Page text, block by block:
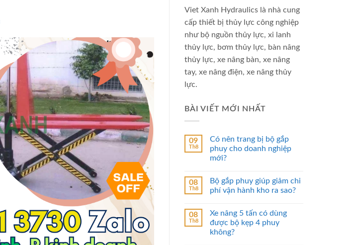
Viet Xanh Hydraulics là nhà cung
cấp thiết bị thủy lực công nghiệp
như bộ nguồn thủy lực, xi lanh
thủy lực, bơm thủy lực, bàn nâng
thủy lực, xe nâng bàn, xe nâng
tay, xe nâng điện, xe nâng thủy
lực.
BÀI VIẾT MỚI NHẤT
09
Th8
Có nên trang bị bộ gắp
phuy cho doanh nghiệp
mới?
08
Th8
Bộ gắp phuy giúp giảm chi
phí vận hành kho ra sao?
08
Th8
Xe nâng 5 tấn có dùng
được bộ kẹp 4 phuy
không?